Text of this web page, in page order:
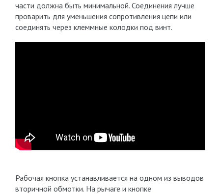
части должна быть минимальной. Соединения лучше
проварить для уменьшения сопротивления цепи или
соединять через клеммные колодки под винт.
Рабочая кнопка устанавливается на одном из выводов
вторичной обмотки. На рычаге и кнопке